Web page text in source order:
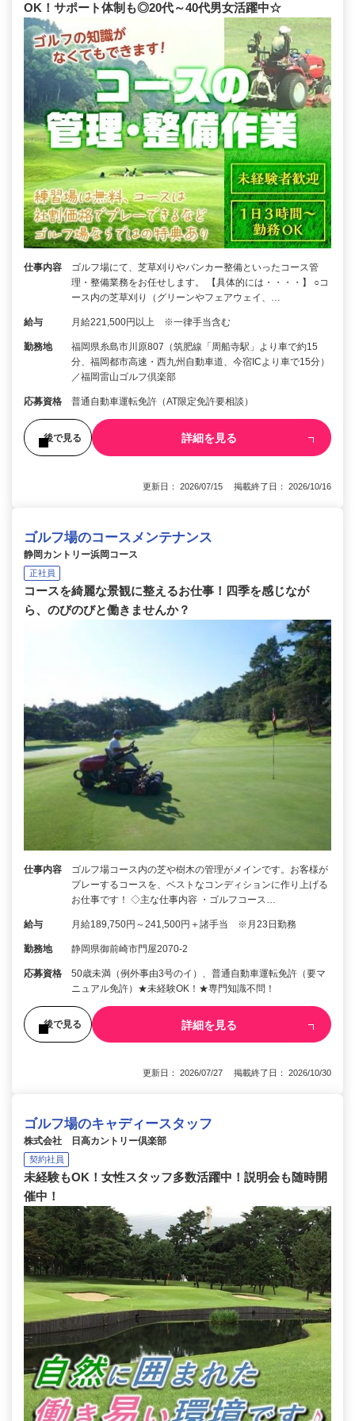
OK！サポート体制も◎20代～40代男女活躍中☆
仕事内容
ゴルフ場にて、芝草刈りやバンカー整備といったコース管
理・整備業務をお任せします。 【具体的には・・・・】 ○コ
ース内の芝草刈り（グリーンやフェアウェイ、…
給与 月給221,500円以上 ※一律手当含む
勤務地
福岡県糸島市川原807（筑肥線「周船寺駅」より車で約15
分、福岡都市高速・西九州自動車道、今宿ICより車で15分）
／福岡雷山ゴルフ倶楽部
応募資格 普通自動車運転免許（AT限定免許要相談）
後で見る 詳細を見る
更新日： 2026/07/15 掲載終了日： 2026/10/16
ゴルフ場のコースメンテナンス
静岡カントリー浜岡コース
正社員
コースを綺麗な景観に整えるお仕事！四季を感じなが
ら、のびのびと働きませんか？
仕事内容
ゴルフ場コース内の芝や樹木の管理がメインです。お客様が
プレーするコースを、ベストなコンディションに作り上げる
お仕事です！ ◇主な仕事内容 ・ゴルフコース…
給与 月給189,750円～241,500円＋諸手当 ※月23日勤務
勤務地 静岡県御前崎市門屋2070-2
応募資格
50歳未満（例外事由3号のイ）、普通自動車運転免許（要マ
ニュアル免許）★未経験OK！★専門知識不問！
後で見る 詳細を見る
更新日： 2026/07/27 掲載終了日： 2026/10/30
ゴルフ場のキャディースタッフ
株式会社 日高カントリー倶楽部
契約社員
未経験もOK！女性スタッフ多数活躍中！説明会も随時開
催中！